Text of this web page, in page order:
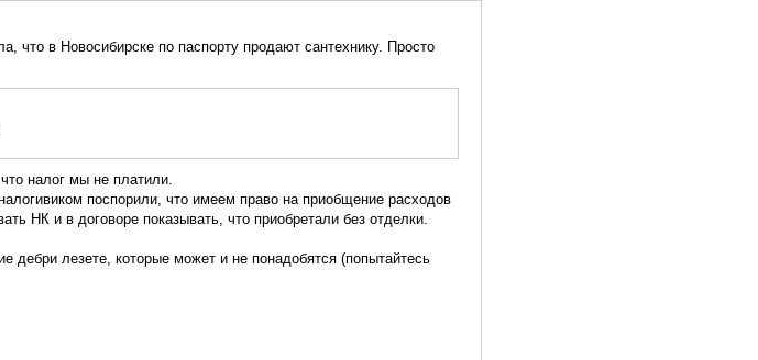
что в Новосибирске по паспорту продают сантехнику. Просто
налог мы не платили.
поспорили, что имеем право на приобщение расходов
НК и в договоре показывать, что приобретали без отделки.
лезете, которые может и не понадобятся (попытайтесь